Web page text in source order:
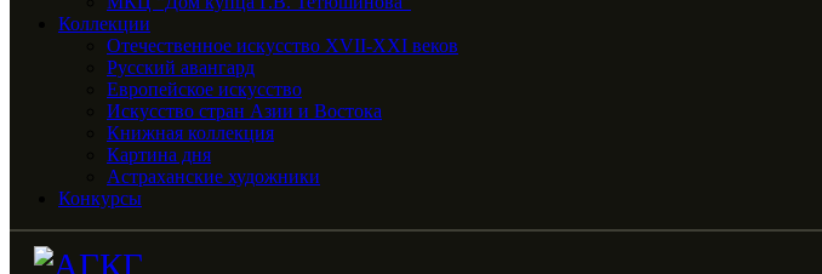
Коллекции
Отечественное искусство XVII-XXI веков
Русский авангард
Европейское искусство
Искусство стран Азии и Востока
Книжная коллекция
Картина дня
Астраханские художники
Конкурсы